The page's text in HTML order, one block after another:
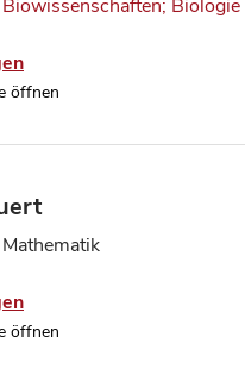
Biowissenschaften; Biologie
öffnen
öffnen